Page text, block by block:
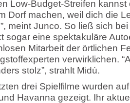
Low-Budget-Streifen
Dorf machen, weil dich die
meint Junco. So ließ sich
sogar eine spektakuläre
Mitarbeit der örtlichen
verwirklichen.
stolz”, strahlt Midú.
drei Spielfilme wurden
Havanna gezeigt. Ihr